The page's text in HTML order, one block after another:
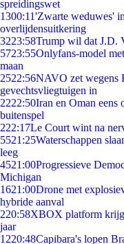
spreidingswet
1300:11'Zwarte weduwes'
overlijdensuitkering
3223:58Trump wil dat J.D.
5723:55Onlyfans-model
maan
2522:56NAVO zet wegens
gevechtsvliegtuigen in
2222:50Iran en Oman eens
buitenspel
222:17Le Court wint na
5521:25Waterschappen
leeg
4521:00Progressieve
Michigan
1621:00Drone met
hybride aanval
220:58XBOX platform
jaar
1220:48Capibara's lopen